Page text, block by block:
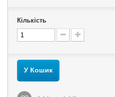
Кількість
У Кошик